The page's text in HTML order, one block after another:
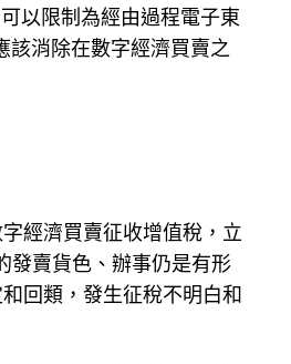
以限制為經由過程電子東
該消除在數字經濟買賣之
經濟買賣征收增值稅，立
發賣貨色、辦事仍是有形
回類，發生征稅不明白和